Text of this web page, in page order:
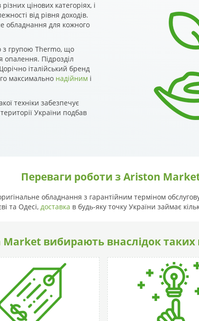
цінових категоріях, і
від рівня доходів.
обладнання для кожного
з групою Thermo, що
опалення. Підрозділ
італійський бренд
максимально надійним і
техніки забезпечує
України подбав
Переваги роботи з Ariston
обладнання з гарантійним терміном
та Одесі, доставка в будь-яку точку України займає
вибирають внаслідок таких